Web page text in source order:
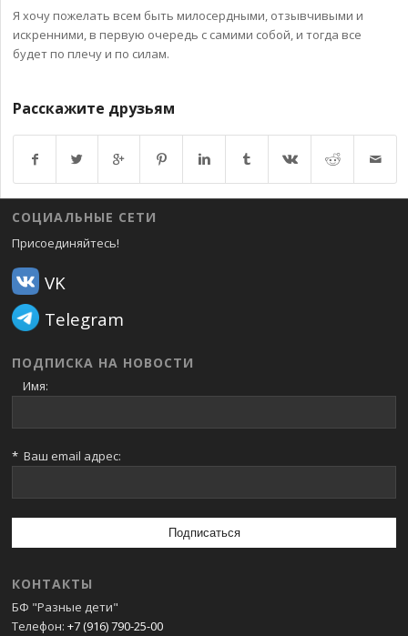
Я хочу пожелать всем быть милосердными, отзывчивыми и
искренними, в первую очередь с самими собой, и тогда все
будет по плечу и по силам.
Расскажите друзьям
Возврат к списку
СОЦИАЛЬНЫЕ СЕТИ
Присоединяйтесь!
VK
Telegram
ПОДПИСКА НА НОВОСТИ
Имя:
* Ваш email адрес:
КОНТАКТЫ
БФ "Разные дети"
Телефон: +7 (916) 790-25-00